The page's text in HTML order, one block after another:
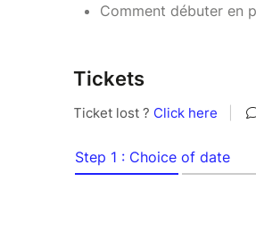
Comment débuter en
Tickets